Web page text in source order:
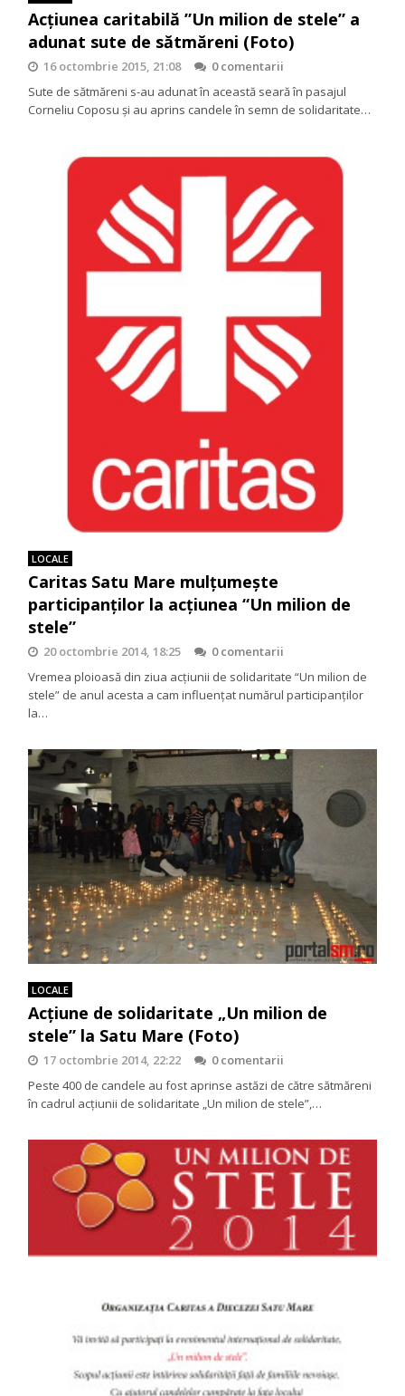
Acțiunea caritabilă ”Un milion de stele” a
adunat sute de sătmăreni (Foto)
16 octombrie 2015, 21:08
0 comentarii
Sute de sătmăreni s-au adunat în această seară în pasajul
Corneliu Coposu și au aprins candele în semn de solidaritate…
LOCALE
Caritas Satu Mare mulțumește
participanților la acțiunea “Un milion de
stele”
20 octombrie 2014, 18:25
0 comentarii
Vremea ploioasă din ziua acțiunii de solidaritate “Un milion de
stele” de anul acesta a cam influențat numărul participanților
la…
LOCALE
Acțiune de solidaritate „Un milion de
stele” la Satu Mare (Foto)
17 octombrie 2014, 22:22
0 comentarii
Peste 400 de candele au fost aprinse astăzi de către sătmăreni
în cadrul acțiunii de solidaritate „Un milion de stele”,…